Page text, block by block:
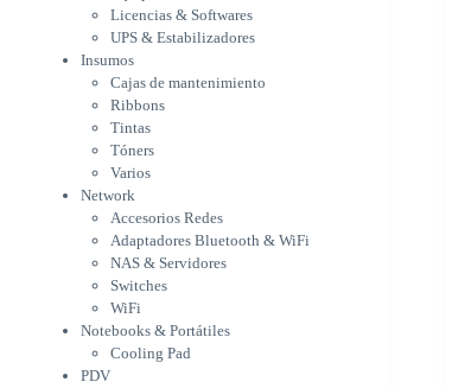
Tintas
Tóners
Varios
Network
Accesorios Redes
Adaptadores Bluetooth &
WiFi
NAS & Servidores
Switches
WiFi
Notebooks & Portátiles
Cargador para notebook
Cooling Pad
PDV
Accesorios para PDV
Licencias & Softwares
UPS & Estabilizadores
Insumos
Cajas de mantenimiento
Ribbons
Tintas
Tóners
Varios
Network
Accesorios Redes
Adaptadores Bluetooth & WiFi
NAS & Servidores
Switches
WiFi
Notebooks & Portátiles
Cooling Pad
PDV